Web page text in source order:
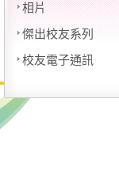
相片
傑出校友系列
校友電子通訊